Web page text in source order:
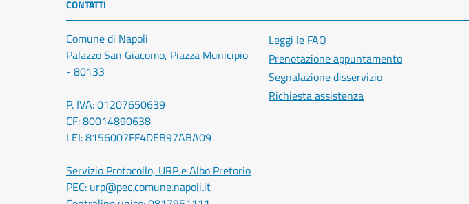
CONTATTI
Comune di Napoli
Palazzo San Giacomo, Piazza Municipio
- 80133
P. IVA: 01207650639
CF: 80014890638
LEI: 8156007FF4DEB97ABA09
Servizio Protocollo, URP e Albo Pretorio
PEC: urp@pec.comune.napoli.it
Leggi le FAQ
Prenotazione appuntamento
Segnalazione disservizio
Richiesta assistenza